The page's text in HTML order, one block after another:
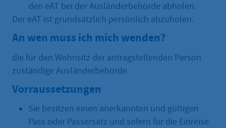
den eAT bei der Ausländerbehörde abholen.
Der eAT ist grundsätzlich persönlich abzuholen.
An wen muss ich mich wenden?
die für den Wohnsitz der antragstellenden Person
zuständige Ausländerbehörde
Vorraussetzungen
Sie besitzen einen anerkannten und gültigen
Pass oder Passersatz und sofern für die Einreise